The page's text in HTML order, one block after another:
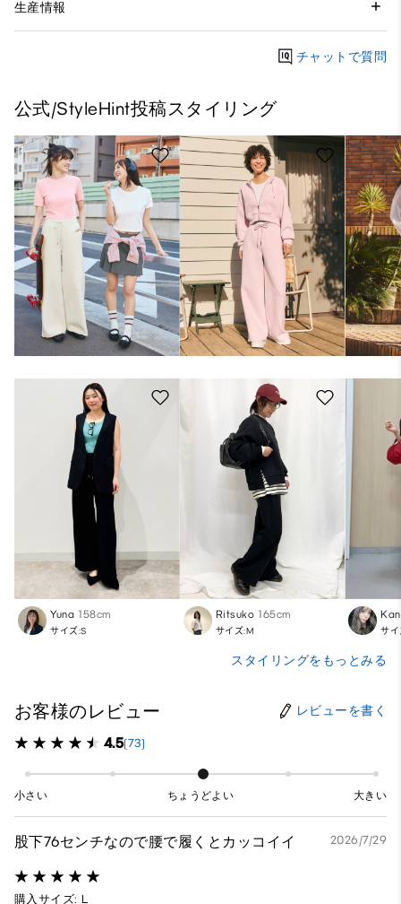
生産情報
チャットで質問
公式/StyleHint投稿スタイリング
Yuna 158cm
サイズ:S
Ritsuko 165cm
サイズ:M サイ
スタイリングをもっとみる
お客様のレビュー レビューを書く
4.5(73)
小さい ちょうどよい 大きい
股下76センチなので腰で履くとカッコイイ 2026/7/29
購入サイズ: L